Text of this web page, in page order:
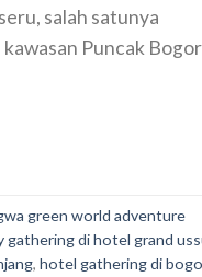
salah satunya
Puncak Bogor
green world adventure
gathering di hotel grand
, hotel gathering di